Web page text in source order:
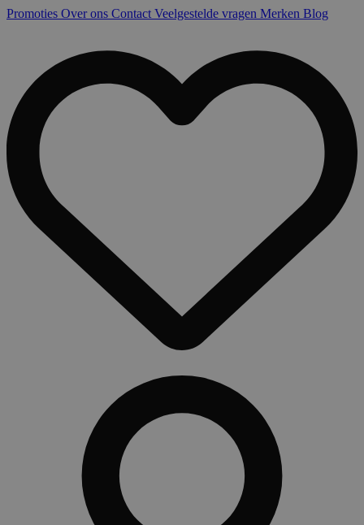
Promoties Over ons Contact Veelgestelde vragen Merken Blog